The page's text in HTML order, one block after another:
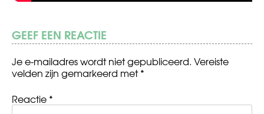
GEEF EEN REACTIE
Je e-mailadres wordt niet gepubliceerd. Vereiste
velden zijn gemarkeerd met*
Reactie *